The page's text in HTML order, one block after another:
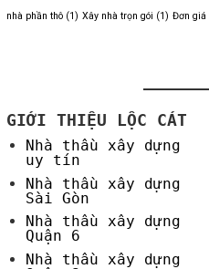
nhà phần thô (1) Xây nhà trọn gói (1) Đơn giá
GIỚI THIỆU LỘC CÁT
Nhà thầu xây dựng
uy tín
Nhà thầu xây dựng
Sài Gòn
Nhà thầu xây dựng
Quận 6
Nhà thầu xây dựng